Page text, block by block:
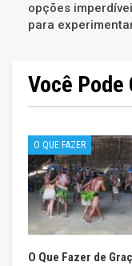
opções
para
Você Pode
O QUE FAZER
O Que Fazer de